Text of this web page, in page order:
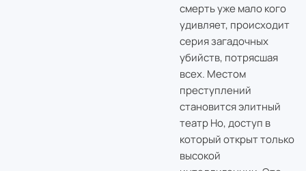
смерть уже мало кого
удивляет, происходит
серия загадочных
убийств, потрясшая
всех. Местом
преступлений
становится элитный
театр Но, доступ в
который открыт только
высокой